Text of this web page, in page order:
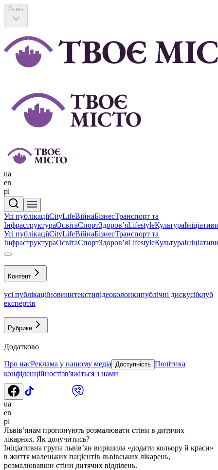
Львів
ua
en
pl
Усі публікаціїCityLifeВійнаБізнесТранспорт та
ІнфраструктураОсвітаСпортЗдоровʼяLifestyleКультура
Усі публікаціїCityLifeВійнаБізнесТранспорт та
ІнфраструктураОсвітаСпортЗдоровʼяLifestyleКультура
Контент
усі публікаціїновинитекстивідеоколонкипублічні дискусіїклуб
експертів
Рубрики
Додатково
Про насРеклама у нашому медіа Доступність Політика
конфіденційностізв'яжіться з нами
ua
en
pl
Львів’янам пропонують розмалювати стіни в дитячих
лікарнях. Як долучитись?
Ініціативна група львів’ян вирішила «додати кольору й краси»
в життя маленьких пацієнтів львівських лікарень,
розмалювавши стіни дитячих відділень.